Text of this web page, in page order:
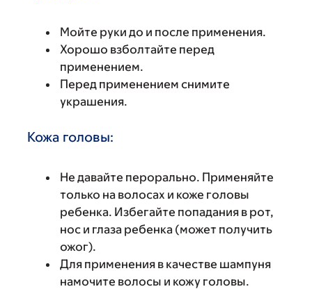
Мойте руки до и после применения.
Хорошо взболтайте перед
применением.
Перед применением снимите
украшения.
Кожа головы:
Не давайте перорально. Применяйте
только на волосах и коже головы
ребенка. Избегайте попадания в рот,
нос и глаза ребенка (может получить
ожог).
Для применения в качестве шампуня
намочите волосы и кожу головы.